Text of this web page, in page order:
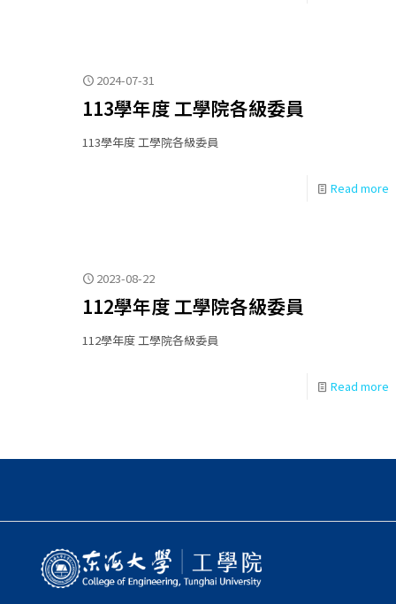
2024-07-31
113學年度 工學院各級委員
113學年度 工學院各級委員
Read more
2023-08-22
112學年度 工學院各級委員
112學年度 工學院各級委員
Read more